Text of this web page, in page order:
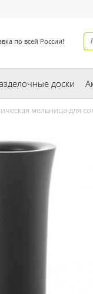
по всей России!
доски
мельница для